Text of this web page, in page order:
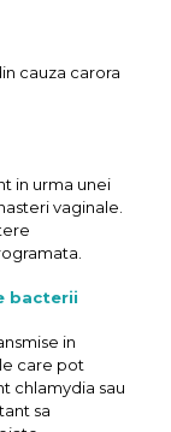
cauza carora
in urma unei
vaginale.
bacterii
in
care pot
chlamydia sau
sa